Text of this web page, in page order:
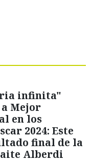
infinita"
Mejor
en los
2024: Este
final de la
Alberdi